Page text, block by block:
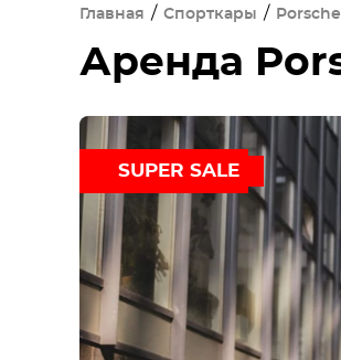
Главная Спорткары Porsche
Аренда
SUPER SALE